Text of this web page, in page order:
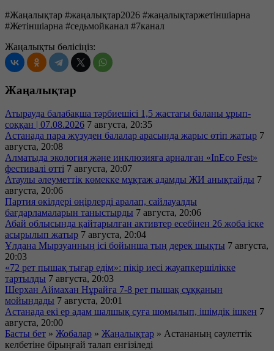
#Жаңалықтар #жаңалықтар2026 #жаңалықтаржетіншіарна
#Жетіншіарна #седьмойканал #7канал
Жаңалықты бөлісіңіз:
Жаңалықтар
Атырауда балабақша тәрбиешісі 1,5 жастағы баланы ұрып-
соққан | 07.08.2026 7 августа, 20:35
Астанада пара жүзуден балалар арасында жарыс өтіп жатыр 7
августа, 20:08
Алматыда экология және инклюзияға арналған «InEco Fest»
фестивалі өтті 7 августа, 20:07
Атаулы әлеуметтік көмекке мұқтаж адамды ЖИ анықтайды 7
августа, 20:06
Партия өкілдері өңірлерді аралап, сайлауалды
бағдарламаларын таныстырды 7 августа, 20:06
Абай облысында қайтарылған активтер есебінен 26 жоба іске
асырылып жатыр 7 августа, 20:04
Ұлдана Мырзуанның ісі бойынша тың дерек шықты 7 августа,
20:03
«72 рет пышақ тығар едім»: пікір иесі жауапкершілікке
тартылды 7 августа, 20:03
Шерхан Аймахан Нұрайға 7-8 рет пышақ сұққанын
мойындады 7 августа, 20:01
Астанада екі ер адам шалшық суға шомылып, ішімдік ішкен 7
августа, 20:00
Басты бет » Жобалар » Жаңалықтар » Астананың сәулеттік
келбетіне бірыңғай талап енгізіледі